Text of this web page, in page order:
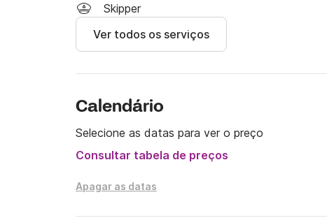
Skipper
Ver todos os serviços
Calendário
Selecione as datas para ver o preço
Consultar tabela de preços
Apagar as datas